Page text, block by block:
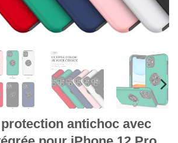
antichoc avec